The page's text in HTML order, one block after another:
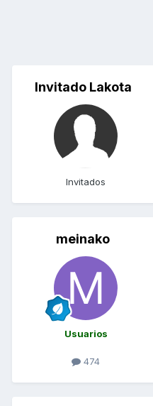
Invitado Lakota
Invitados
meinako
Usuarios
474